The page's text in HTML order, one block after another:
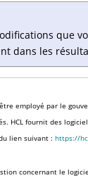
que
dans les
employé par le
HCL fournit des
lien suivant :https://
concernant le